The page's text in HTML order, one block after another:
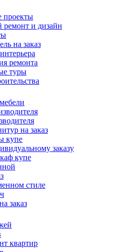
проекты
и дизайн
на заказ
ремонта
туры
на заказ
купе
заказу
купе
стиле
заказ
квартир